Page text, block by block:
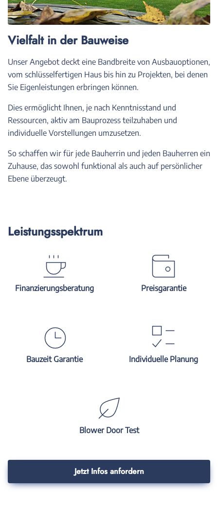
Vielfalt in der Bauweise
Unser Angebot deckt eine Bandbreite von Ausbauoptionen,
vom schlüsselfertigen Haus bis hin zu Projekten, bei denen
Sie Eigenleistungen erbringen können.
Dies ermöglicht Ihnen, je nach Kenntnisstand und
Ressourcen, aktiv am Bauprozess teilzuhaben und
individuelle Vorstellungen umzusetzen.
So schaffen wir für jede Bauherrin und jeden Bauherren ein
Zuhause, das sowohl funktional als auch auf persönlicher
Ebene überzeugt.
Leistungsspektrum
Finanzierungsberatung Preisgarantie
Bauzeit Garantie Individuelle Planung
Blower Door Test
Jetzt Infos anfordern